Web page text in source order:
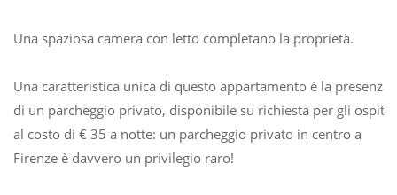
Una spaziosa camera con letto completano la proprietà.
Una caratteristica unica di questo appartamento è la presenza
di un parcheggio privato, disponibile su richiesta per gli ospiti
al costo di € 35 a notte: un parcheggio privato in centro a
Firenze è davvero un privilegio raro!